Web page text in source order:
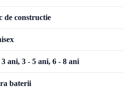
de constructie
3 ani, 3 - 5 ani, 6 - 8 ani
baterii